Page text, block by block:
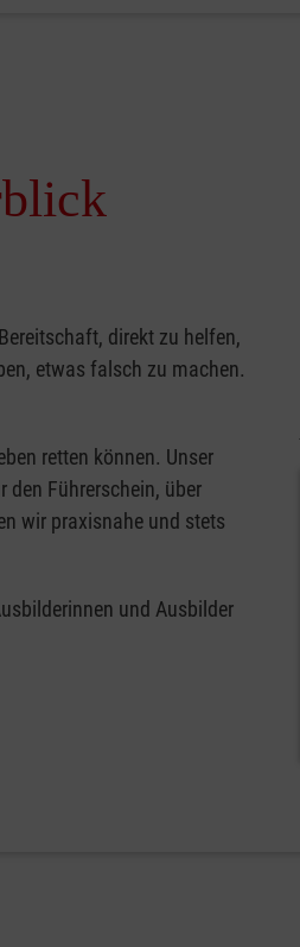
direkt zu helfen,
etwas falsch zu machen.
retten können. Unser
Führerschein, über
wir praxisnahe und stets
und Ausbilder